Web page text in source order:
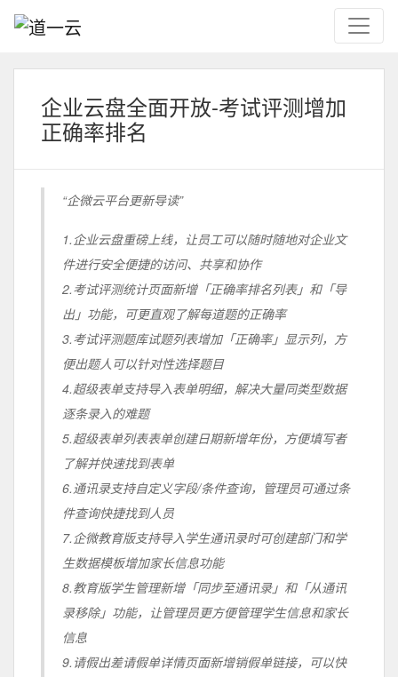
企业云盘全面开放-考试评测增加
正确率排名
“企微云平台更新导读”
1.企业云盘重磅上线，让员工可以随时随地对企业文
件进行安全便捷的访问、共享和协作
2.考试评测统计页面新增「正确率排名列表」和「导
出」功能，可更直观了解每道题的正确率
3.考试评测题库试题列表增加「正确率」显示列，方
便出题人可以针对性选择题目
4.超级表单支持导入表单明细，解决大量同类型数据
逐条录入的难题
5.超级表单列表表单创建日期新增年份，方便填写者
了解并快速找到表单
6.通讯录支持自定义字段/条件查询，管理员可通过条
件查询快捷找到人员
7.企微教育版支持导入学生通讯录时可创建部门和学
生数据模板增加家长信息功能
8.教育版学生管理新增「同步至通讯录」和「从通讯
录移除」功能，让管理员更方便管理学生信息和家长
信息
9.请假出差请假单详情页面新增销假单链接，可以快